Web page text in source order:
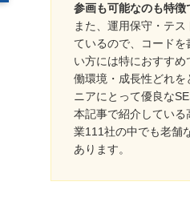
参画も可能なのも特徴
また、運用保守・テス
ているので、コードを
い方には特におすす
働環境・成長性どれを
ニアにとって優良な
本記事で紹介している
業111社の中でも老舗
あります。